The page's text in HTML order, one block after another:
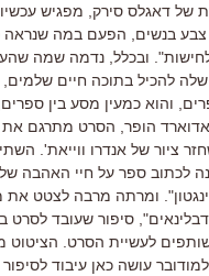
של דאגלס סירק מפגיש
צבע בנשים
הפעם במה שנראה
". ובכלל נדמה שמה
שלה להכיל בתוכה חיים שלמים
והוא כמעין מסע בין ספרים
הופר הסרט מתרגם את
ציור של אנדרו ווייאת'.
לכתוב ספר על חיי האהבה של
". ומרתה מרבה לצטט את
", סיפור שעובד לסרט ב
לעשיית הסרט
הציטוט
עושה כאן עיבוד